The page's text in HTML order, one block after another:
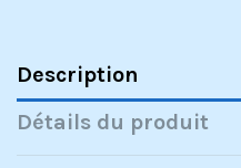
Description
Détails du produit